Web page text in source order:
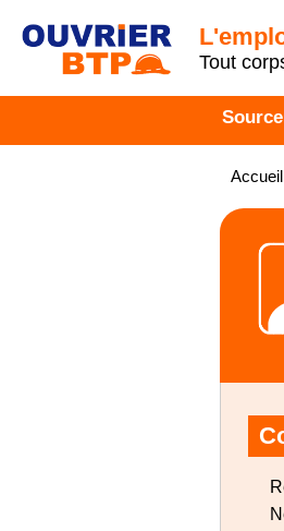
Tout
Accueil